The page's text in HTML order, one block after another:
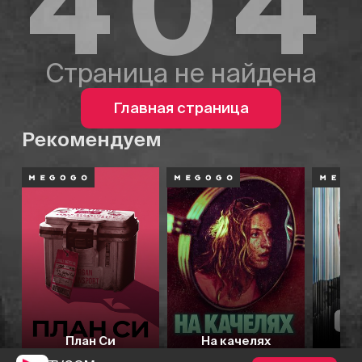
Страница не найдена
Главная страница
Рекомендуем
План Си На качелях